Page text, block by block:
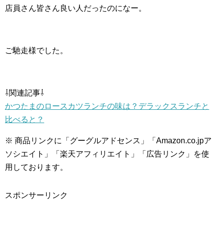
店員さん皆さん良い人だったのになー。
ご馳走様でした。
⇩関連記事⇩
かつたまのロースカツランチの味は？デラックスランチと
比べると？
※ 商品リンクに「グーグルアドセンス」「Amazon.co.jpア
ソシエイト」「楽天アフィリエイト」「広告リンク」を使
用しております。
スポンサーリンク